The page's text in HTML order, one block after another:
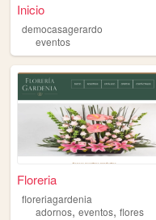
Inicio
democasagerardo
eventos
Floreria
floreriagardenia
adornos, eventos, flores